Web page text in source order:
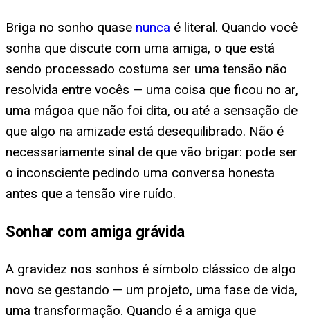
Briga no sonho quase nunca é literal. Quando você
sonha que discute com uma amiga, o que está
sendo processado costuma ser uma tensão não
resolvida entre vocês — uma coisa que ficou no ar,
uma mágoa que não foi dita, ou até a sensação de
que algo na amizade está desequilibrado. Não é
necessariamente sinal de que vão brigar: pode ser
o inconsciente pedindo uma conversa honesta
antes que a tensão vire ruído.
Sonhar com amiga grávida
A gravidez nos sonhos é símbolo clássico de algo
novo se gestando — um projeto, uma fase de vida,
uma transformação. Quando é a amiga que